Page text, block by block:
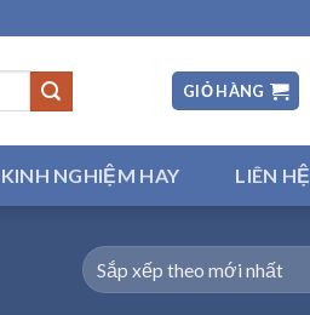
GIỎ HÀNG
KINH NGHIỆM HAY LIÊN HỆ